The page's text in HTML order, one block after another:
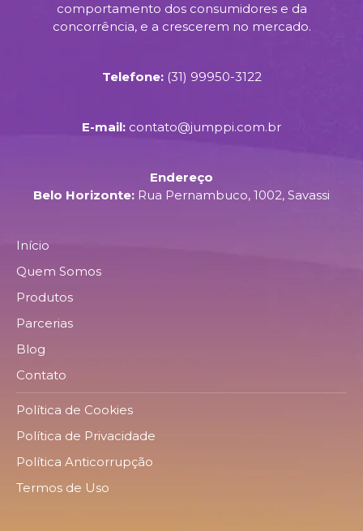
comportamento dos consumidores e da
concorrência, e a crescerem no mercado.
Telefone: (31) 99950-3122
E-mail: contato@jumppi.com.br
Endereço
Belo Horizonte: Rua Pernambuco, 1002, Savassi
Início
Quem Somos
Produtos
Parcerias
Blog
Contato
Política de Cookies
Política de Privacidade
Política Anticorrupção
Termos de Uso